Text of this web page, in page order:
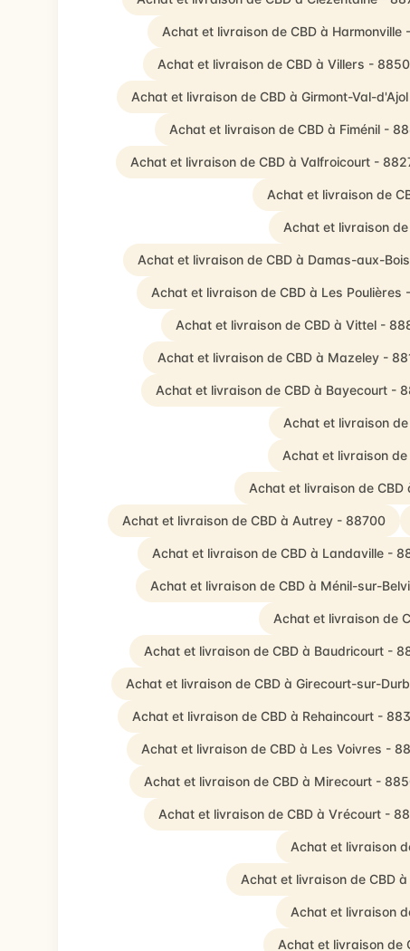
Achat et livraison de CBD à Harmonville
Achat et livraison de CBD à Villers -
Achat et livraison de CBD à Girmont-Val-
Achat et livraison de CBD à Fiménil -
Achat et livraison de CBD à Valfroicourt -
Achat et livraison de
Achat et livraison
Achat et livraison de CBD à Damas-aux-
Achat et livraison de CBD à Les Poulières
Achat et livraison de CBD à Vittel -
Achat et livraison de CBD à Mazeley -
Achat et livraison de CBD à Bayecourt -
Achat et livraison
Achat et livraison
Achat et livraison de
Achat et livraison de CBD à Autrey - 88700
Achat et livraison de CBD à Landaville -
Achat et livraison de CBD à Ménil-sur-
Achat et livraison de
Achat et livraison de CBD à Baudricourt -
Achat et livraison de CBD à Girecourt-sur-
Achat et livraison de CBD à Rehaincourt -
Achat et livraison de CBD à Les Voivres -
Achat et livraison de CBD à Mirecourt -
Achat et livraison de CBD à Vrécourt -
Achat et livraison
Achat et livraison de CBD
Achat et livraison
Achat et livraison de